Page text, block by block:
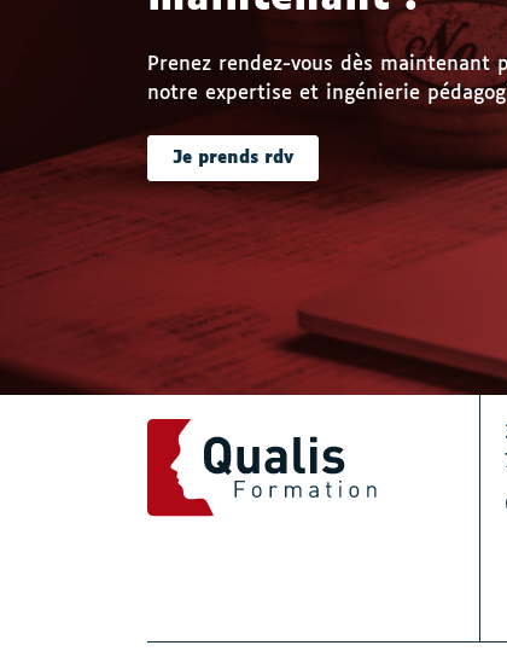
Prenez rendez-vous dès
notre expertise et ingénierie
Je prends rdv